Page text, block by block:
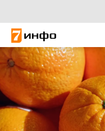
Новости России
Политика
Новости мира
Все материалы
О НАС
ПОИСК